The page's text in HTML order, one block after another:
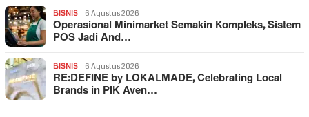
BISNIS 6 Agustus 2026
Operasional Minimarket Semakin Kompleks, Sistem
POS Jadi And…
BISNIS 6 Agustus 2026
RE:DEFINE by LOKALMADE, Celebrating Local
Brands in PIK Aven…